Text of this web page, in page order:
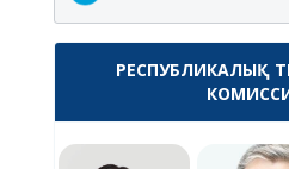
РЕСПУБЛИКАЛЫҚ